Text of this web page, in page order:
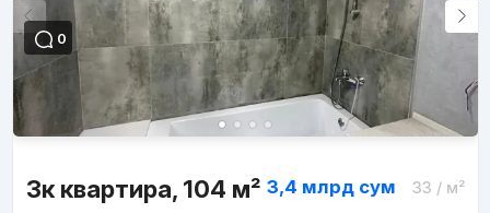
0
3к квартира, 104 м² 3,4 млрд сум 33 / м²